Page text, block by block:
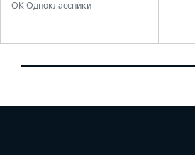
OK Одноклассники